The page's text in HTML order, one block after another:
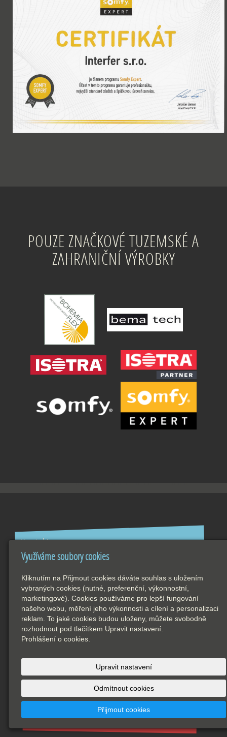
POUZE ZNAČKOVÉ TUZEMSKÉ A
ZAHRANIČNÍ VÝROBKY
Kontakty
Interfer s. r. o.
K. H. Máchy 170 Líbeznice
25685643
CZ25685643
info@delamestin.cz
www.delamestin.cz
603 841 103
zapsaná v obchodním rejstříku vedeném
Městským soudem v Praze, oddíl C, vložka
Oblíbené odkazy
Využíváme soubory cookies
Kliknutím na Přijmout cookies dáváte souhlas s uložením
vybraných cookies (nutné, preferenční, výkonnostní,
marketingové). Cookies používáme pro lepší fungování
našeho webu, měření jeho výkonnosti a cílení a personalizaci
reklam. To jaké cookies budou uloženy, můžete svobodně
rozhodnout pod tlačítkem Upravit nastavení.
Prohlášení o cookies.
Upravit nastavení
Odmítnout cookies
Přijmout cookies